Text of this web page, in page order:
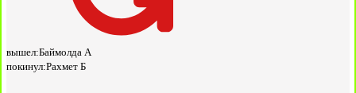
вышел:Баймолда А
покинул:Рахмет Б